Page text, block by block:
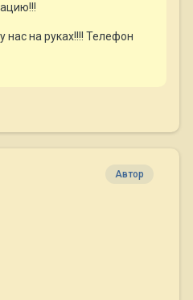
на руках!!!! Телефон
Автор